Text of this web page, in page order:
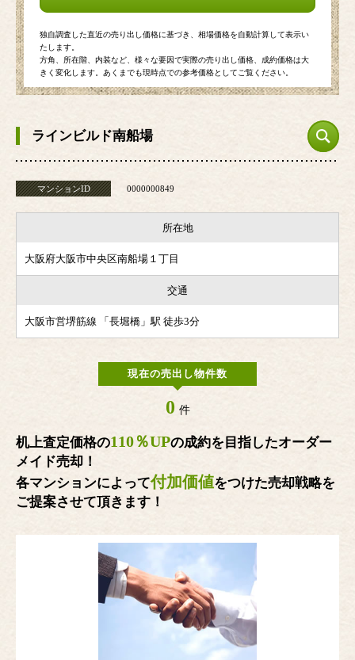
独自調査した直近の売り出し価格に基づき、相場価格を自動計算して表示い
たします。
方角、所在階、内装など、様々な要因で実際の売り出し価格、成約価格は大
きく変化します。あくまでも現時点での参考価格としてご覧ください。
ラインビルド南船場
マンションID 0000000849
所在地
大阪府大阪市中央区南船場１丁目
交通
大阪市営堺筋線 「長堀橋」駅 徒歩3分
現在の売出し物件数
0 件
机上査定価格の110％UPの成約を目指したオーダー
メイド売却！
各マンションによって付加価値をつけた売却戦略を
ご提案させて頂きます！